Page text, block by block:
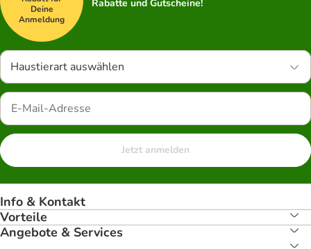
Deine
Anmeldung
Rabatte und Gutscheine!
Haustierart auswählen
Jetzt anmelden
Info & Kontakt
Vorteile
Angebote & Services